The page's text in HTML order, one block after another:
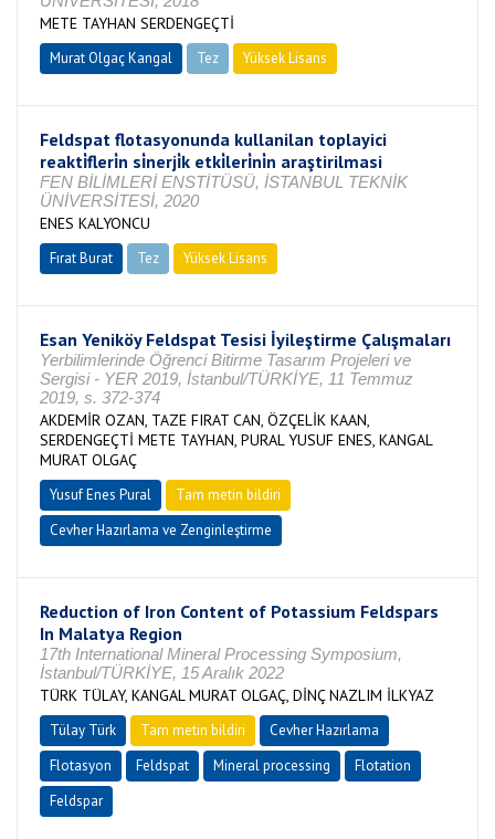
METE TAYHAN SERDENGEÇTİ
Murat Olgaç Kangal Tez Yüksek Lisans
Feldspat flotasyonunda kullanilan toplayici
reakti̇fleri̇n si̇nerji̇k etki̇leri̇ni̇n araştirilmasi
FEN BİLİMLERİ ENSTİTÜSÜ, İSTANBUL TEKNİK
ÜNİVERSİTESİ, 2020
ENES KALYONCU
Fırat Burat Tez Yüksek Lisans
Esan Yeniköy Feldspat Tesisi İyileştirme Çalışmaları
Yerbilimlerinde Öğrenci Bitirme Tasarım Projeleri ve
Sergisi - YER 2019, İstanbul/TÜRKİYE, 11 Temmuz
2019, s. 372-374
AKDEMİR OZAN, TAZE FIRAT CAN, ÖZÇELİK KAAN,
SERDENGEÇTİ METE TAYHAN, PURAL YUSUF ENES, KANGAL
MURAT OLGAÇ
Yusuf Enes Pural
Tam metin bildiri
Cevher Hazırlama ve Zenginleştirme
Reduction of Iron Content of Potassium Feldspars
In Malatya Region
17th International Mineral Processing Symposium,
İstanbul/TÜRKİYE, 15 Aralık 2022
TÜRK TÜLAY, KANGAL MURAT OLGAÇ, DİNÇ NAZLIM İLKYAZ
Tülay Türk Tam metin bildiri
Cevher Hazırlama
Flotasyon
Feldspat Mineral processing
Flotation
Feldspar